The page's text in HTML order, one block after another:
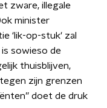
zware, illegale
minister
‘lik-op-stuk' zal
sowieso de
thuisblijven,
zijn grenzen
doet de druk